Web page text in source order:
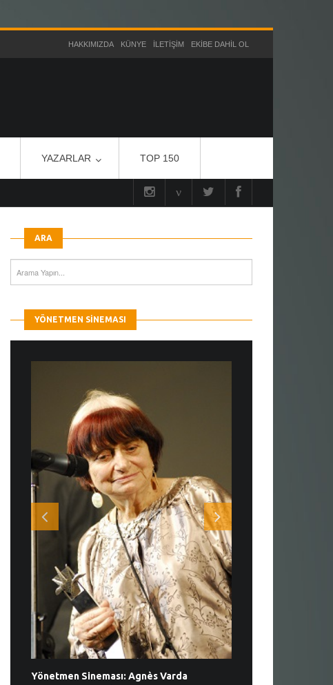
HAKKIMIZDA KÜNYE İLETIŞIM EKIBE DAHIL OL
YAZARLAR TOP 150
ARA
YÖNETMEN SINEMASI
Yönetmen Sineması: Agnès Varda